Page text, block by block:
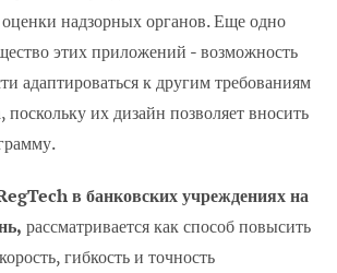
надзорных органов. Еще одно
этих приложений - возможность
адаптироваться к другим требованиям
поскольку их дизайн позволяет вносить
в банковских учреждениях на
рассматривается как способ повысить
гибкость и точность